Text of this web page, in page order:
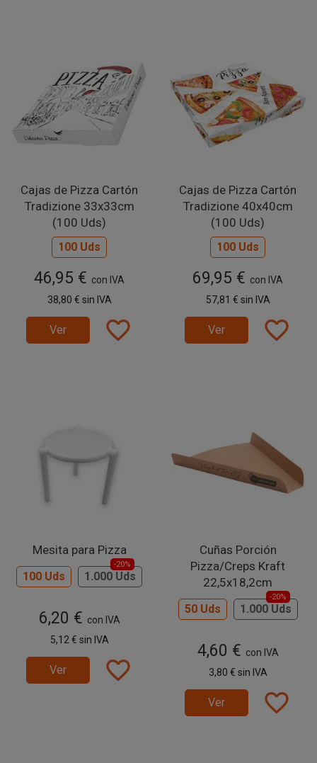
Cajas de Pizza Cartón
Tradizione 33x33cm
(100 Uds)
100 Uds
46,95 € con IVA
38,80 € sin IVA
Ver favorite_border
Cajas de Pizza Cartón
Tradizione 40x40cm
(100 Uds)
100 Uds
69,95 € con IVA
57,81 € sin IVA
Ver favorite_border
Mesita para Pizza
100 Uds 1.000 Uds
-20%
6,20 € con IVA
5,12 € sin IVA
Ver favorite_border
Cuñas Porción
Pizza/Creps Kraft
22,5x18,2cm
50 Uds 1.000 Uds
-20%
4,60 € con IVA
3,80 € sin IVA
Ver favorite_border